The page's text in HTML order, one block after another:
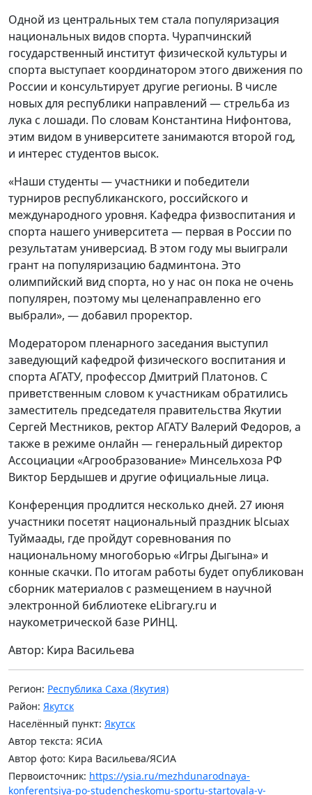
Одной из центральных тем стала популяризация
национальных видов спорта. Чурапчинский
государственный институт физической культуры и
спорта выступает координатором этого движения по
России и консультирует другие регионы. В числе
новых для республики направлений — стрельба из
лука с лошади. По словам Константина Нифонтова,
этим видом в университете занимаются второй год,
и интерес студентов высок.
«Наши студенты — участники и победители
турниров республиканского, российского и
международного уровня. Кафедра физвоспитания и
спорта нашего университета — первая в России по
результатам универсиад. В этом году мы выиграли
грант на популяризацию бадминтона. Это
олимпийский вид спорта, но у нас он пока не очень
популярен, поэтому мы целенаправленно его
выбрали», — добавил проректор.
Модератором пленарного заседания выступил
заведующий кафедрой физического воспитания и
спорта АГАТУ, профессор Дмитрий Платонов. С
приветственным словом к участникам обратились
заместитель председателя правительства Якутии
Сергей Местников, ректор АГАТУ Валерий Федоров, а
также в режиме онлайн — генеральный директор
Ассоциации «Агрообразование» Минсельхоза РФ
Виктор Бердышев и другие официальные лица.
Конференция продлится несколько дней. 27 июня
участники посетят национальный праздник Ысыах
Туймаады, где пройдут соревнования по
национальному многоборью «Игры Дыгына» и
конные скачки. По итогам работы будет опубликован
сборник материалов с размещением в научной
электронной библиотеке eLibrary.ru и
наукометрической базе РИНЦ.
Автор: Кира Васильева
Регион: Республика Саха (Якутия)
Район: Якутск
Населённый пункт: Якутск
Автор текста: ЯСИА
Автор фото: Кира Васильева/ЯСИА
Первоисточник: https://ysia.ru/mezhdunarodnaya-
konferentsiya-po-studencheskomu-sportu-startovala-v-